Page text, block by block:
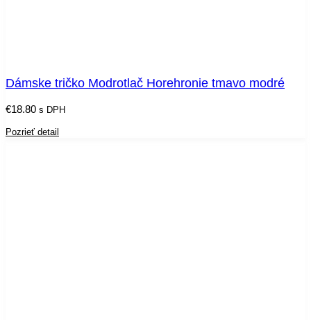
Dámske tričko Modrotlač Horehronie tmavo modré
€18.80 s DPH
Pozrieť detail